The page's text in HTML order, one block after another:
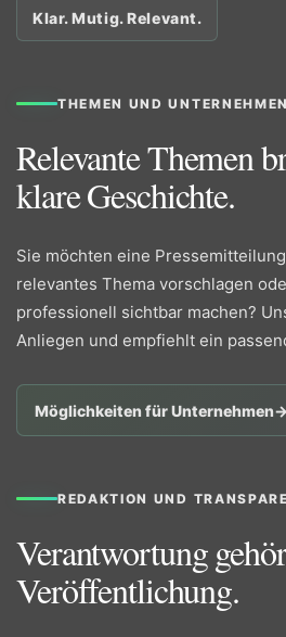
Klar. Mutig. Relevant.
THEMEN UND UNTERNEHMEN
Relevante Themen
klare Geschichte.
Sie möchten eine
relevantes Thema vorschlagen
professionell sichtbar machen?
Anliegen und empfiehlt ein
Möglichkeiten für Unternehmen→
REDAKTION UND
Verantwortung
Veröffentlichung.